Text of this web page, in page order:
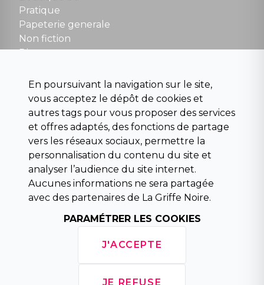
NOUS CONTACTER
contact@la-griffe-noire.com
Pratique
Papeterie generale
Non fiction
Divers
Beaux livres et art
Para scolaire
Histoire
Pochoteque
Pleiade
INFORMATIONS
Droit de rétractation
Conditions générales de vente
Horaires d'ouverture
Politique de confidentialité
En poursuivant la navigation sur le site,
vous acceptez le dépôt de cookies et
autres tags pour vous proposer des services
et offres adaptés, des fonctions de partage
vers les réseaux sociaux, permettre la
personnalisation du contenu du site et
analyser l’audience du site internet.
Aucunes informations ne sera partagée
avec des partenaires de La Griffe Noire.
PARAMÉTRER LES COOKIES
J'ACCEPTE
JE REFUSE